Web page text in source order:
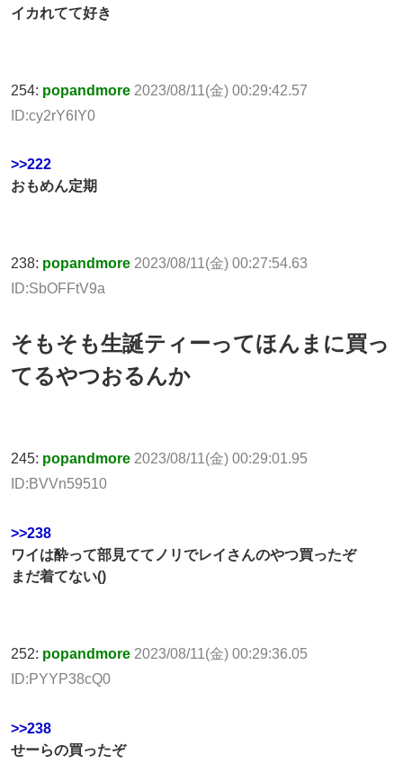
イカれてて好き
254: popandmore 2023/08/11(金) 00:29:42.57
ID:cy2rY6IY0
>>222
おもめん定期
238: popandmore 2023/08/11(金) 00:27:54.63
ID:SbOFFtV9a
そもそも生誕ティーってほんまに買っ
てるやつおるんか
245: popandmore 2023/08/11(金) 00:29:01.95
ID:BVVn59510
>>238
ワイは酔って部見ててノリでレイさんのやつ買ったぞ
まだ着てない()
252: popandmore 2023/08/11(金) 00:29:36.05
ID:PYYP38cQ0
>>238
せーらの買ったぞ